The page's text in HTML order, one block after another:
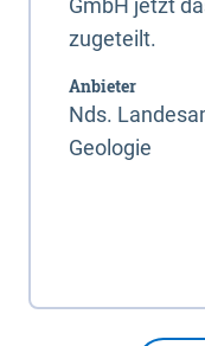
GmbH jetzt
zugeteilt.
Anbieter
Nds.
Geologie